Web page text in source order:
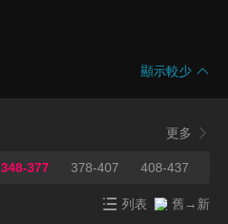
顯示較少
更多
348-377 378-407 408-437
列表 舊→新